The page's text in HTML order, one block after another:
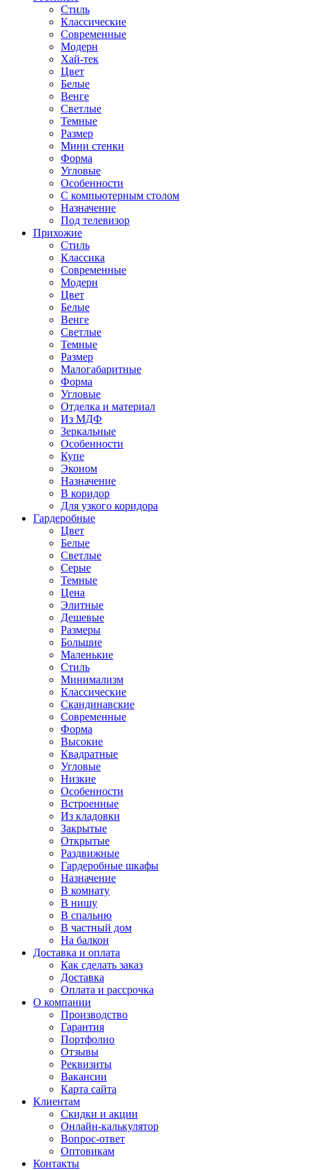
Стиль
Классические
Современные
Модерн
Хай-тек
Цвет
Белые
Венге
Светлые
Темные
Размер
Мини стенки
Форма
Угловые
Особенности
С компьютерным столом
Назначение
Под телевизор
Прихожие
Стиль
Классика
Современные
Модерн
Цвет
Белые
Венге
Светлые
Темные
Размер
Малогабаритные
Форма
Угловые
Отделка и материал
Из МДФ
Зеркальные
Особенности
Купе
Эконом
Назначение
В коридор
Для узкого коридора
Гардеробные
Цвет
Белые
Светлые
Серые
Темные
Цена
Элитные
Дешевые
Размеры
Большие
Маленькие
Стиль
Минимализм
Классические
Скандинавские
Современные
Форма
Высокие
Квадратные
Угловые
Низкие
Особенности
Встроенные
Из кладовки
Закрытые
Открытые
Раздвижные
Гардеробные шкафы
Назначение
В комнату
В нишу
В спальню
В частный дом
На балкон
Доставка и оплата
Как сделать заказ
Доставка
Оплата и рассрочка
О компании
Производство
Гарантия
Портфолио
Отзывы
Реквизиты
Вакансии
Карта сайта
Клиентам
Скидки и акции
Онлайн-калькулятор
Вопрос-ответ
Оптовикам
Контакты